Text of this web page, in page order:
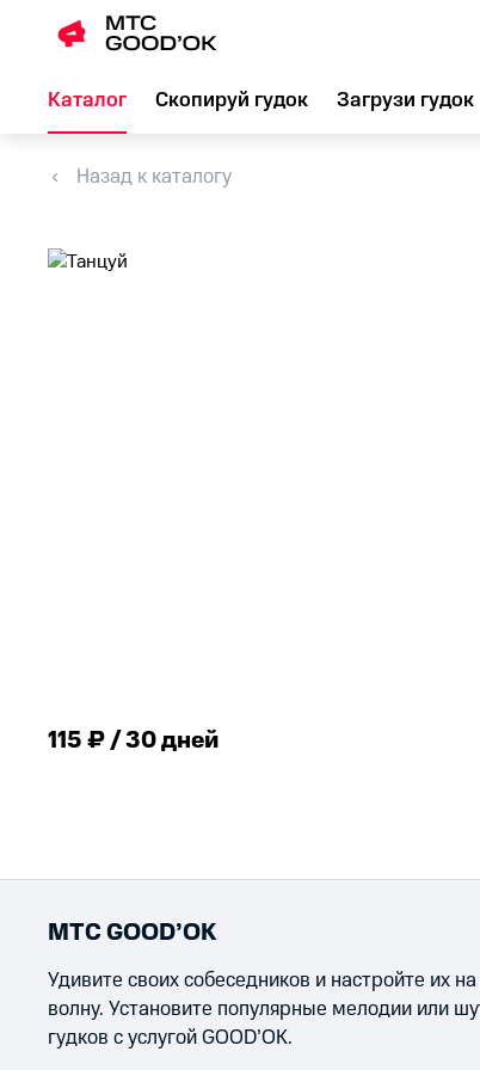
Каталог Скопируй гудок Загрузи гудок
Назад к каталогу
115 ₽ / 30 дней
МТС GOOD’OK
Удивите своих собеседников и настройте их
волну. Установите популярные мелодии или
гудков с услугой GOOD’OK.